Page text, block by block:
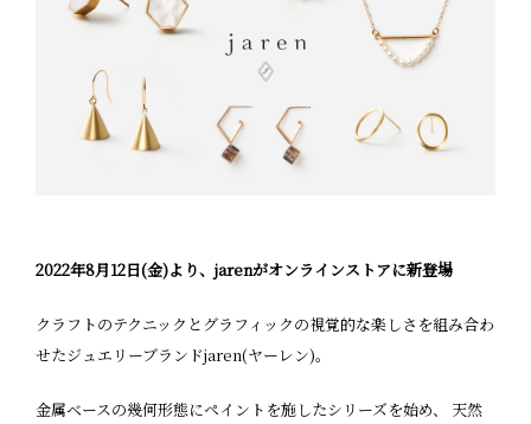
2022年8月12日(金)より、jarenがオンラインストアに新登場
クラフトのテクニックとグラフィックの視覚的な楽しさを組み合わ
せたジュエリーブランドjaren(ヤーレン)。
金属ベースの幾何形態にペイントを施したシリーズを始め、 天然